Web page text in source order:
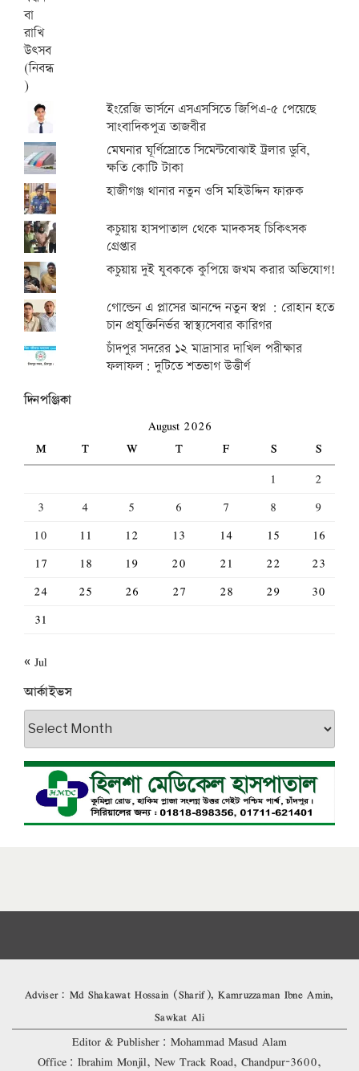
ইংরেজি ভার্সনে এসএসসিতে জিপিএ-৫ পেয়েছে
সাংবাদিকপুত্র তাজবীর
মেঘনার ঘূর্ণিস্রোতে সিমেন্টবোঝাই ট্রলার ডুবি,
ক্ষতি কোটি টাকা
হাজীগঞ্জ থানার নতুন ওসি মহিউদ্দিন ফারুক
কচুয়ায় হাসপাতাল থেকে মাদকসহ চিকিৎসক
গ্রেপ্তার
কচুয়ায় দুই যুবককে কুপিয়ে জখম করার অভিযোগ!
গোল্ডেন এ প্লাসের আনন্দে নতুন স্বপ্ন : রোহান হতে
চান প্রযুক্তিনির্ভর স্বাস্থ্যসেবার কারিগর
চাঁদপুর সদরের ১২ মাদ্রাসার দাখিল পরীক্ষার
ফলাফল: দুটিতে শতভাগ উত্তীর্ণ
দিনপঞ্জিকা
August 2026
M
T W T F S
S
1
2
3
4 5 6 7 8
9
10
11 12 13 14 15
16
17
18 19 20 21 22
23
24
25 26 27 28 29
30
31
« Jul
আর্কাইভস
আর্কাইভস
Adviser: Md Shakawat Hossain (Sharif), Kamruzzaman Ibne Amin,
Sawkat Ali
Editor & Publisher: Mohammad Masud Alam
Office: Ibrahim Monjil, New Track Road, Chandpur-3600,